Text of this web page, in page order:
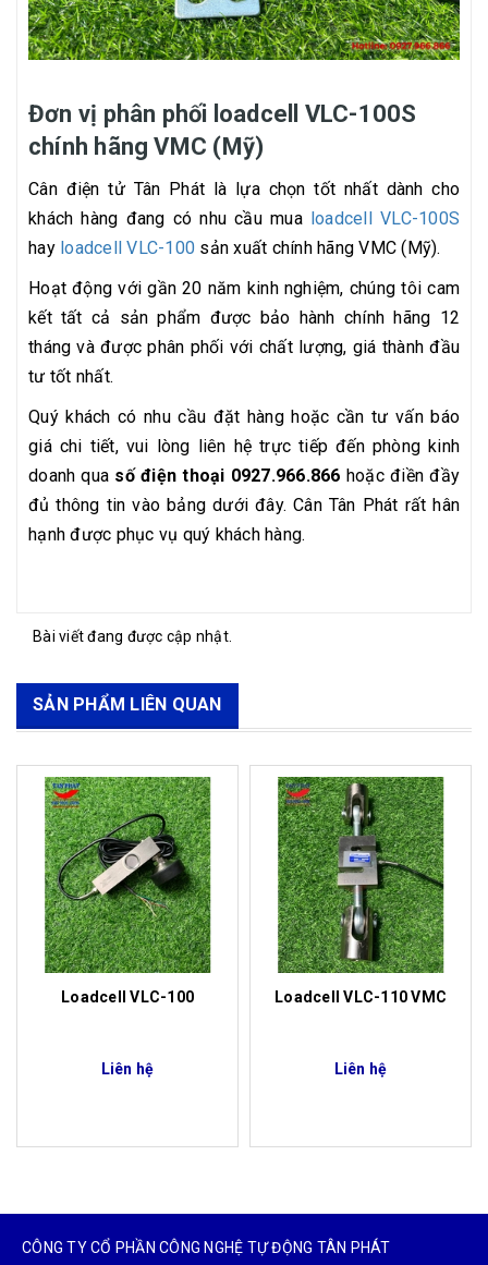
Đơn vị phân phối loadcell VLC-100S
chính hãng VMC (Mỹ)
Cân điện tử Tân Phát là lựa chọn tốt nhất dành cho
khách hàng đang có nhu cầu mualoadcell VLC-100S
hay loadcell VLC-100 sản xuất chính hãng VMC (Mỹ).
Hoạt động với gần 20 năm kinh nghiệm, chúng tôi cam
kết tất cả sản phẩm được bảo hành chính hãng 12
tháng và được phân phối với chất lượng, giá thành đầu
tư tốt nhất.
Quý khách có nhu cầu đặt hàng hoặc cần tư vấn báo
giá chi tiết, vui lòng liên hệ trực tiếp đến phòng kinh
doanh qua số điện thoại 0927.966.866 hoặc điền đầy
đủ thông tin vào bảng dưới đây. Cân Tân Phát rất hân
hạnh được phục vụ quý khách hàng.
Bài viết đang được cập nhật.
SẢN PHẨM LIÊN QUAN
Loadcell VLC-100
Liên hệ
Loadcell VLC-110 VMC
Liên hệ